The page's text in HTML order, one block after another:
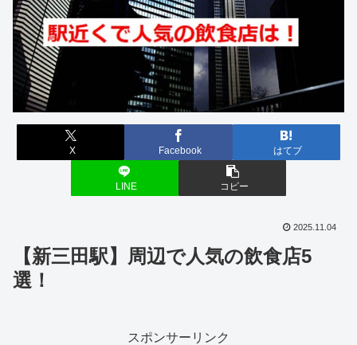
X Facebook はてブ
LINE コピー
2025.11.04
【新三田駅】周辺で人気の飲食店5
選！
スポンサーリンク